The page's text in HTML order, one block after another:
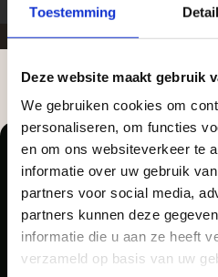
Toestemming
Deze website maakt gebruik
We gebruiken cookies om
personaliseren, om functies
en om ons websiteverkeer te
informatie over uw gebruik
partners voor social media,
partners kunnen deze
informatie die u aan ze heeft
verzameld op basis van uw
Zakelijke klant
Vego Tuinmaterialen is de
voor zakelijke klanten op
infraproducten. Als
tuinmaterialen bieden wij
aan producten van
zakelijke mogelijkheden.
Aangepaste
vakantieperiode
Waardenburg en Vego
de vakantieperiode
zaterdag. Bekijk de
actuele openingstijden.
Pellegrom